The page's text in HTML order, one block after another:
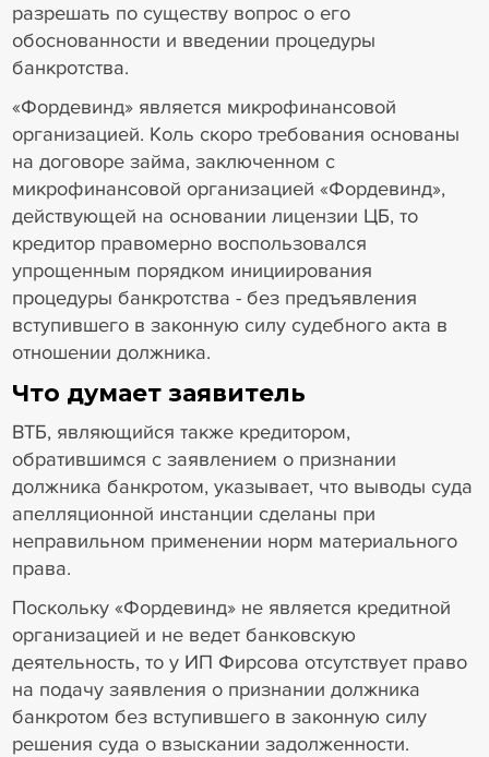
разрешать по существу вопрос о его
обоснованности и введении процедуры
банкротства.
«Фордевинд» является микрофинансовой
организацией. Коль скоро требования основаны
на договоре займа, заключенном с
микрофинансовой организацией «Фордевинд»,
действующей на основании лицензии ЦБ, то
кредитор правомерно воспользовался
упрощенным порядком инициирования
процедуры банкротства - без предъявления
вступившего в законную силу судебного акта в
отношении должника.
Что думает заявитель
ВТБ, являющийся также кредитором,
обратившимся с заявлением о признании
должника банкротом, указывает, что выводы суда
апелляционной инстанции сделаны при
неправильном применении норм материального
права.
Поскольку «Фордевинд» не является кредитной
организацией и не ведет банковскую
деятельность, то у ИП Фирсова отсутствует право
на подачу заявления о признании должника
банкротом без вступившего в законную силу
решения суда о взыскании задолженности.